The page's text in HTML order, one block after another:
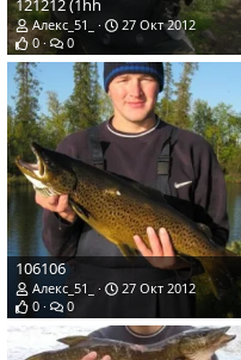
121212 (1hh
Алекс_51_
27 Окт 2012
0
0
106106
Алекс_51_
27 Окт 2012
0
0